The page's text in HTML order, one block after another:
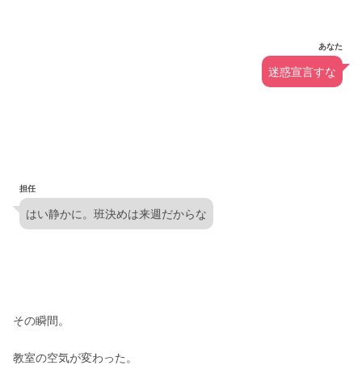
あなた
迷惑宣言すな
担任
はい静かに。班決めは来週だからな
その瞬間。
教室の空気が変わった。